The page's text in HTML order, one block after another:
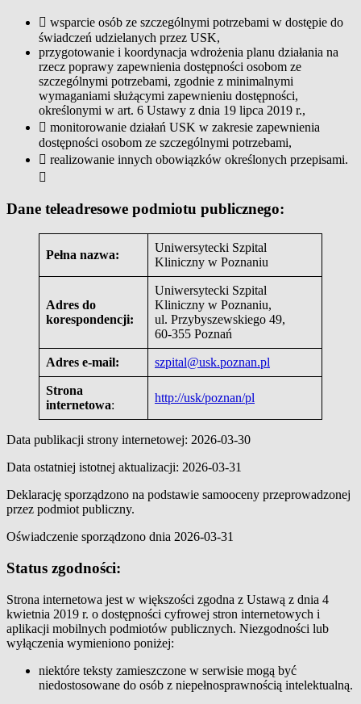
 wsparcie osób ze szczególnymi potrzebami w dostępie do
świadczeń udzielanych przez USK,
przygotowanie i koordynacja wdrożenia planu działania na
rzecz poprawy zapewnienia dostępności osobom ze
szczególnymi potrzebami, zgodnie z minimalnymi
wymaganiami służącymi zapewnieniu dostępności,
określonymi w art. 6 Ustawy z dnia 19 lipca 2019 r.,
 monitorowanie działań USK w zakresie zapewnienia
dostępności osobom ze szczególnymi potrzebami,
 realizowanie innych obowiązków określonych przepisami.

Dane teleadresowe podmiotu publicznego:
Pełna nazwa:
Uniwersytecki Szpital
Kliniczny w Poznaniu
Adres do
korespondencji:
Uniwersytecki Szpital
Kliniczny w Poznaniu,
ul. Przybyszewskiego 49,
60-355 Poznań
Adres e-mail: szpital@usk.poznan.pl
Strona
internetowa:
http://usk/poznan/pl
Data publikacji strony internetowej: 2026-03-30
Data ostatniej istotnej aktualizacji: 2026-03-31
Deklarację sporządzono na podstawie samooceny przeprowadzonej
przez podmiot publiczny.
Oświadczenie sporządzono dnia 2026-03-31
Status zgodności:
Strona internetowa jest w większości zgodna z Ustawą z dnia 4
kwietnia 2019 r. o dostępności cyfrowej stron internetowych i
aplikacji mobilnych podmiotów publicznych. Niezgodności lub
wyłączenia wymieniono poniżej:
niektóre teksty zamieszczone w serwisie mogą być
niedostosowane do osób z niepełnosprawnością intelektualną.